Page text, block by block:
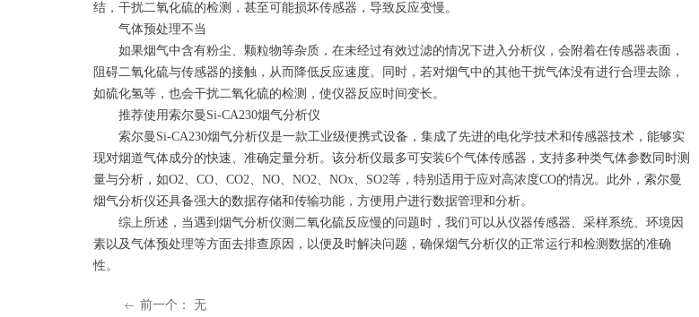
结，干扰二氧化硫的检测，甚至可能损坏传感器，导致反应变慢。
气体预处理不当
如果烟气中含有粉尘、颗粒物等杂质，在未经过有效过滤的情况下进入分析仪，会附着在传感器表面，
阻碍二氧化硫与传感器的接触，从而降低反应速度。同时，若对烟气中的其他干扰气体没有进行合理去除，
如硫化氢等，也会干扰二氧化硫的检测，使仪器反应时间变长。
推荐使用索尔曼Si-CA230烟气分析仪
索尔曼Si-CA230烟气分析仪是一款工业级便携式设备，集成了先进的电化学技术和传感器技术，能够实
现对烟道气体成分的快速、准确定量分析。该分析仪最多可安装6个气体传感器，支持多种类气体参数同时测
量与分析，如O2、CO、CO2、NO、NO2、NOx、SO2等，特别适用于应对高浓度CO的情况。此外，索尔曼
烟气分析仪还具备强大的数据存储和传输功能，方便用户进行数据管理和分析。
综上所述，当遇到烟气分析仪测二氧化硫反应慢的问题时，我们可以从仪器传感器、采样系统、环境因
素以及气体预处理等方面去排查原因，以便及时解决问题，确保烟气分析仪的正常运行和检测数据的准确
性。
ꂃ 前一个： 无